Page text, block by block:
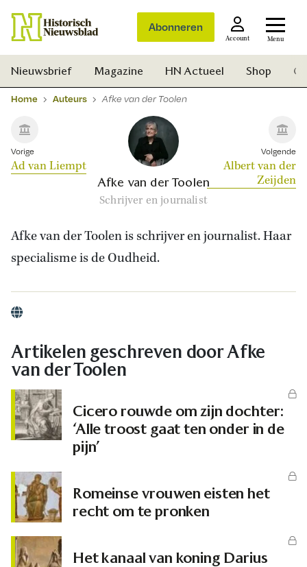
Abonneren
Account Menu
Zoek
Nieuwsbrief Magazine HN Actueel Shop
Home Auteurs Afke van der Toolen
Vorige
Ad van Liempt
Afke van der Toolen
Schrijver en journalist
Volgende
Albert van der
Zeijden
Afke van der Toolen is schrijver en journalist. Haar
specialisme is de Oudheid.
Website
Artikelen geschreven door Afke
van der Toolen
Cicero rouwde om zijn dochter:
‘Alle troost gaat ten onder in de
pijn’
Romeinse vrouwen eisten het
recht om te pronken
Het kanaal van koning Darius